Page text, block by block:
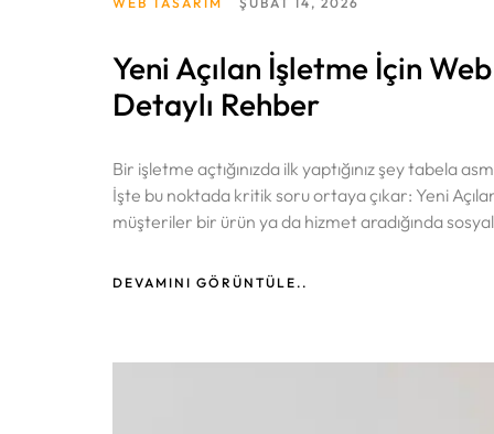
Anasayfa
Portföy
Yeni Açılan İşletme İçin
Detaylı Rehber
Bir işletme açtığınızda ilk yaptığınız şey tabela
İşte bu noktada kritik soru ortaya çıkar: Yeni
müşteriler bir ürün ya da hizmet aradığında sosyal
DEVAMINI GÖRÜNTÜLE..